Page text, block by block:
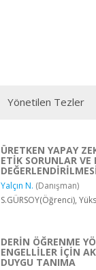
Yönetilen Tezler
ÜRETKEN YAPAY
ETİK SORUNLAR
Yalçın N. (Danışman)
S.GÜRSOY(Öğrenci),
DERİN ÖĞRENME
ENGELLİLER İÇİN
DUYGU TANIMA